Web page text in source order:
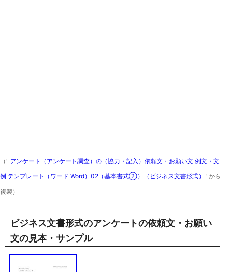
（" アンケート（アンケート調査）の（協力・記入）依頼文・お願い文 例文・文
例 テンプレート（ワード Word）02（基本書式②）（ビジネス文書形式） "から
複製）
ビジネス文書形式のアンケートの依頼文・お願い
文の見本・サンプル